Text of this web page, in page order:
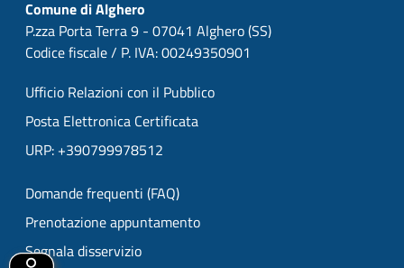
Comune di Alghero
P.zza Porta Terra 9 - 07041 Alghero (SS)
Codice fiscale / P. IVA: 00249350901
Ufficio Relazioni con il Pubblico
Posta Elettronica Certificata
URP: +390799978512
Domande frequenti (FAQ)
Prenotazione appuntamento
Segnala disservizio